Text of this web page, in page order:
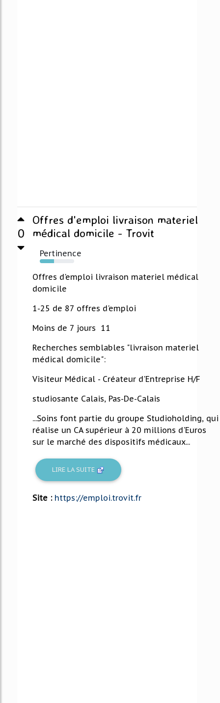
0
Offres d'emploi livraison materiel
médical domicile - Trovit
Pertinence
41%
Offres d'emploi livraison materiel médical
domicile
1-25 de 87 offres d'emploi
Moins de 7 jours 11
Recherches semblables "livraison materiel
médical domicile":
Visiteur Médical - Créateur d'Entreprise H/F
studiosante Calais, Pas-De-Calais
...Soins font partie du groupe Studioholding, qui
réalise un CA supérieur à 20 millions d'Euros
sur le marché des dispositifs médicaux...
LIRE LA SUITE
Site : https://emploi.trovit.fr